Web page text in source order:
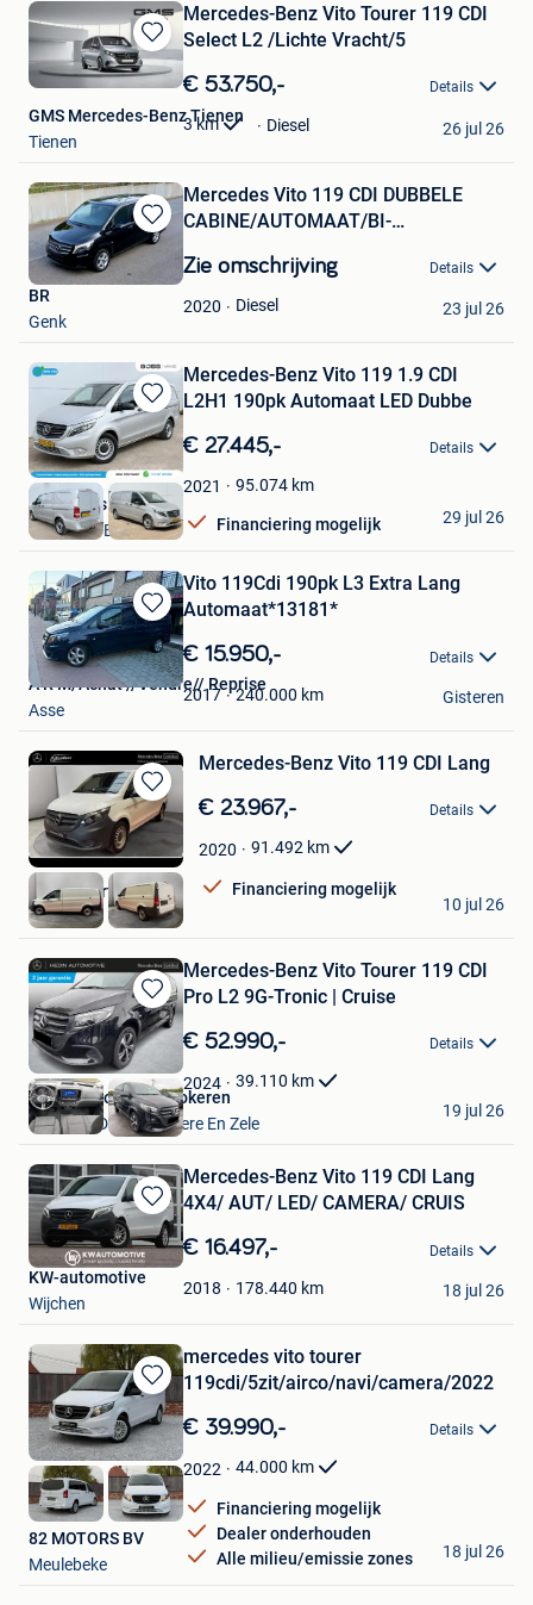
Bewaren
in
Favorieten
Mercedes-Benz Vito Tourer 119 CDI
Select L2 /Lichte Vracht/5
€ 53.750,- Details
3 km Diesel
GMS Mercedes-Benz Tienen
Tienen
26 jul 26
Bewaren
in
Mijn
Favorieten
Mercedes Vito 119 CDI DUBBELE
CABINE/AUTOMAAT/BI-
Zie omschrijving Details
2020 Diesel
BR
Genk
23 jul 26
Bewaren
in
Mijn
Favorieten
Mercedes-Benz Vito 119 1.9 CDI
L2H1 190pk Automaat LED Dubbe
€ 27.445,- Details
2021 95.074 km
Financiering mogelijk
Boss Vans
VELDHOVEN
29 jul 26
Bewaren
in
Mijn
Favorieten
Vito 119Cdi 190pk L3 Extra Lang
Automaat*13181*
€ 15.950,- Details
2017 240.000 km
A R M/Achat //Vendre// Reprise
Asse
Gisteren
Bewaren
in
Mijn
Favorieten
Mercedes-Benz Vito 119 CDI Lang
€ 23.967,- Details
2020 91.492 km
Financiering mogelijk
G. Lambert & Co SA
Malonne
10 jul 26
Bewaren
in
Mijn
Favorieten
Mercedes-Benz Vito Tourer 119 CDI
Pro L2 9G-Tronic | Cruise
€ 52.990,- Details
2024 39.110 km
Hedin Automotive Lokeren
Lokeren+Deel Overmere En Zele
19 jul 26
Bewaren
in
Mijn
Favorieten
Mercedes-Benz Vito 119 CDI Lang
4X4/ AUT/ LED/ CAMERA/ CRUIS
€ 16.497,- Details
2018 178.440 km
KW-automotive
Wijchen
18 jul 26
Bewaren
in
Mijn
Favorieten
mercedes vito tourer
119cdi/5zit/airco/navi/camera/2022
€ 39.990,- Details
2022 44.000 km
Financiering mogelijk
Dealer onderhouden
Alle milieu/emissie zones
82 MOTORS BV
Meulebeke
18 jul 26